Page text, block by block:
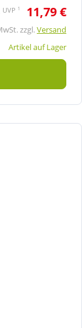
UVP 1 11,79 €
zzgl.Versand
Artikel auf Lager